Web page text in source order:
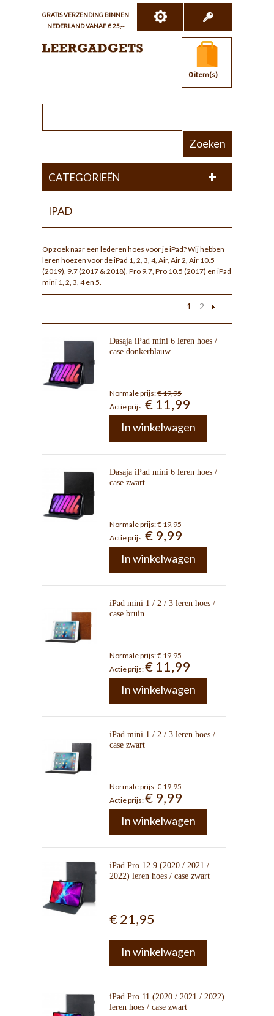
GRATIS VERZENDING BINNEN
NEDERLAND VANAF € 25,--
0 item(s)
Zoeken
CATEGORIEËN
IPAD
Op zoek naar een lederen hoes voor je iPad? Wij hebben
leren hoezen voor de iPad 1, 2, 3, 4, Air, Air 2, Air 10.5
(2019), 9.7 (2017 & 2018), Pro 9.7, Pro 10.5 (2017) en iPad
mini 1, 2, 3, 4 en 5.
1 2
Dasaja iPad mini 6 leren hoes /
case donkerblauw
Normale prijs:€ 19,95
Actie prijs:€ 11,99
In winkelwagen
Dasaja iPad mini 6 leren hoes /
case zwart
Normale prijs:€ 19,95
Actie prijs:€ 9,99
In winkelwagen
iPad mini 1 / 2 / 3 leren hoes /
case bruin
Normale prijs:€ 19,95
Actie prijs:€ 11,99
In winkelwagen
iPad mini 1 / 2 / 3 leren hoes /
case zwart
Normale prijs:€ 19,95
Actie prijs:€ 9,99
In winkelwagen
iPad Pro 12.9 (2020 / 2021 /
2022) leren hoes / case zwart
€ 21,95
In winkelwagen
iPad Pro 11 (2020 / 2021 / 2022)
leren hoes / case zwart